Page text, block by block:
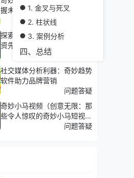
1. 金叉与死叉
2. 柱状线
3. 案例分析
四、总结
握未来
探索奇妙数字三软件，把握投
资先机
社交媒体分析利器：奇妙趋势
软件助力品牌营销
问题答疑
奇妙小马视频（创意无限：那
些令人惊叹的奇妙小马短视频
问题答疑